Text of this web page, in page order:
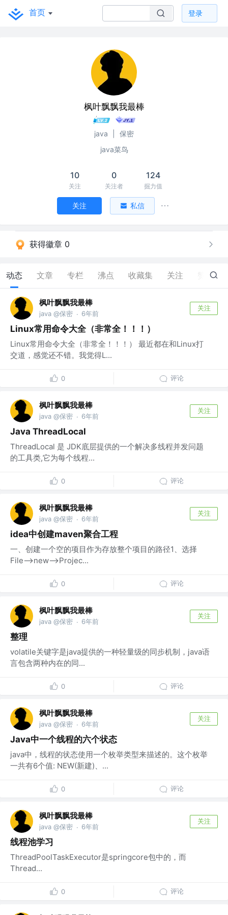
首页 登录
枫叶飘飘我最棒
java
保密
java菜鸟
10
关注
0
关注者
124
掘力值
关注 私信
获得徽章 0
动态 文章 专栏 沸点 收藏集 关注 0
枫叶飘飘我最棒
java @保密 · 6年前
关注
Linux常用命令大全（非常全！！！）
Linux常用命令大全（非常全！！！） 最近都在和Linux打
交道，感觉还不错。我觉得L...
0 评论
枫叶飘飘我最棒
java @保密 · 6年前
关注
Java ThreadLocal
ThreadLocal 是 JDK底层提供的一个解决多线程并发问题
的工具类,它为每个线程...
0 评论
枫叶飘飘我最棒
java @保密 · 6年前
关注
idea中创建maven聚合工程
一、创建一个空的项目作为存放整个项目的路径1、选择
File——>new——>Projec...
0 评论
枫叶飘飘我最棒
java @保密 · 6年前
关注
整理
volatile关键字是java提供的一种轻量级的同步机制，java语
言包含两种内在的同...
0 评论
枫叶飘飘我最棒
java @保密 · 6年前
关注
Java中一个线程的六个状态
java中，线程的状态使用一个枚举类型来描述的。这个枚举
一共有6个值: NEW(新建)、...
0 评论
枫叶飘飘我最棒
java @保密 · 6年前
关注
线程池学习
ThreadPoolTaskExecutor是springcore包中的，而
Thread...
0 评论